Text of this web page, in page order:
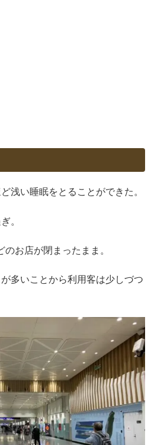
浅い睡眠をとることができた。
。
お店が閉まったまま。
多いことから利用客は少しづつ